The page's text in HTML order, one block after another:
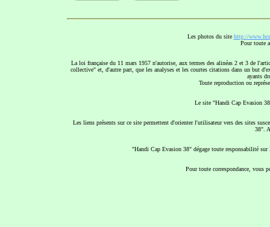
Les photos du site http://
Pour toute
La loi française du 11 mars 1957 n'autorise, aux termes des alinéas 2 et 3 de
collective" et, d'autre part, que les analyses et les courtes citations dans un but
ayants
Toute reproduction ou
Le site "Handi Cap Evasion
Les liens présents sur ce site permettent d'orienter l'utilisateur vers des sites
38".
"Handi Cap Evasion 38" dégage toute responsabilité
Pour toute correspondance, vous